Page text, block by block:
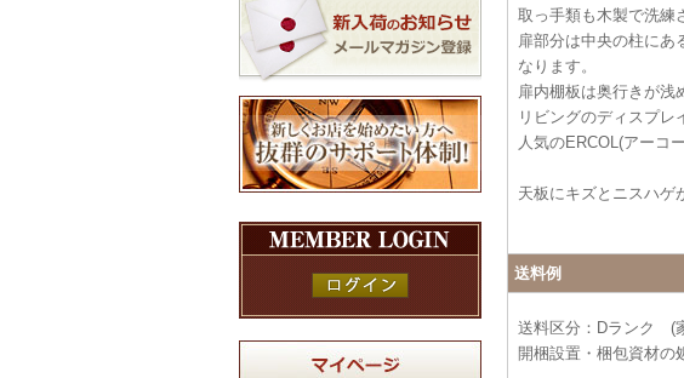
取っ手類も木製で洗練
扉部分は中央の柱にあ
なります。
扉内棚板は奥行きが浅
リビングのディスプレ
人気のERCOL(アーコ
天板にキズとニスハゲ
送料例
送料区分：Dランク (
開梱設置・梱包資材の